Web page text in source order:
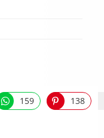
Gondor
159 138
Share